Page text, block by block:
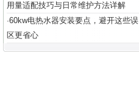
用量适配技巧与日常维护方法详解
·60kw电热水器安装要点，避开这些误
区更省心